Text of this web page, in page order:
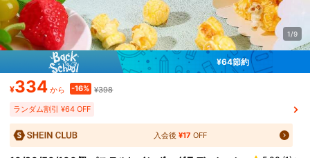
1/9
¥64節約
¥334 から -16% ¥398
ランダム割引 ¥64 OFF
入会後¥17 OFF